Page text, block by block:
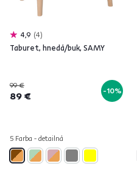
4,9 4
Taburet, hnedá/buk, SAMY
99 €
89 € -10%
5 Farba - detailná